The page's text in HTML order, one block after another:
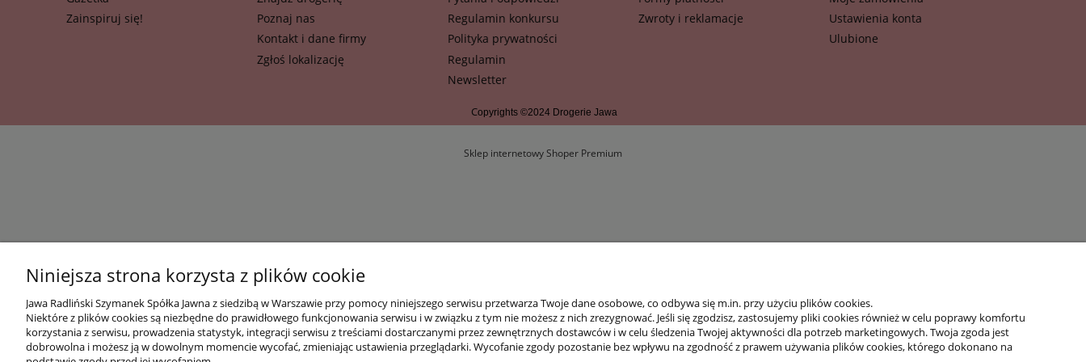
Zainspiruj się!
Poznaj nas
Kontakt i dane firmy
Zgłoś lokalizację
Regulamin konkursu
Polityka prywatności
Regulamin
Newsletter
Zwroty i reklamacje
Ustawienia konta
Ulubione
Copyrights ©2024 Drogerie Jawa
Sklep internetowy Shoper Premium
Niniejsza strona korzysta z plików cookie
Jawa Radliński Szymanek Spółka Jawna z siedzibą w Warszawie przy pomocy niniejszego serwisu przetwarza Twoje dane osobowe, co odbywa się m.in. przy użyciu plików cookies.
Niektóre z plików cookies są niezbędne do prawidłowego funkcjonowania serwisu i w związku z tym nie możesz z nich zrezygnować. Jeśli się zgodzisz, zastosujemy pliki cookies również w celu poprawy komfortu
korzystania z serwisu, prowadzenia statystyk, integracji serwisu z treściami dostarczanymi przez zewnętrznych dostawców i w celu śledzenia Twojej aktywności dla potrzeb marketingowych. Twoja zgoda jest
dobrowolna i możesz ją w dowolnym momencie wycofać, zmieniając ustawienia przeglądarki. Wycofanie zgody pozostanie bez wpływu na zgodność z prawem używania plików cookies, którego dokonano na